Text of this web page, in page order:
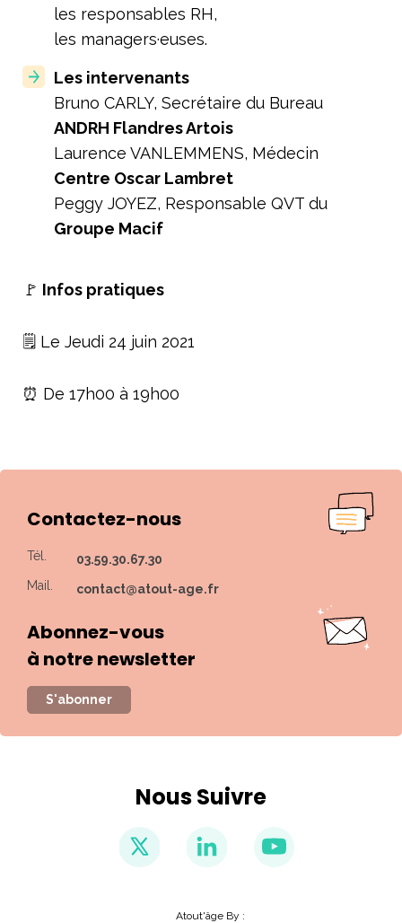
les responsables RH,
les managers·euses.
Les intervenants
Bruno CARLY, Secrétaire du Bureau
ANDRH Flandres Artois
Laurence VANLEMMENS, Médecin
Centre Oscar Lambret
Peggy JOYEZ, Responsable QVT du
Groupe Macif
🚩 Infos pratiques
🗒️ Le Jeudi 24 juin 2021
⏰ De 17h00 à 19h00
Contactez-nous
Tél.
03.59.30.67.30
Mail.
contact@atout-age.fr
Abonnez-vous
à notre newsletter
S'abonner
Nous Suivre
Atout'âge By :